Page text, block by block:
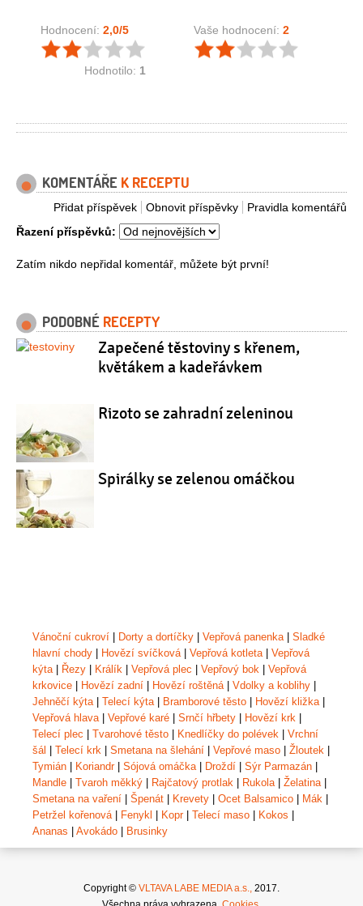
Hodnocení: 2,0/5
Hodnotilo: 1
Vaše hodnocení: 2
KOMENTÁŘE K RECEPTU
Pravidla komentářů
Obnovit příspěvky
Přidat příspěvek
Řazení příspěvků:
Zatím nikdo nepřidal komentář, můžete být první!
PODOBNÉ RECEPTY
Zapečené těstoviny s křenem,
květákem a kadeřávkem
Rizoto se zahradní zeleninou
Spirálky se zelenou omáčkou
Vánoční cukroví Dorty a dortíčky Vepřová panenka| Sladké
hlavní chody
Hovězí svíčková| Vepřová kotleta| Vepřová
kýta| Řezy Králík Vepřová plec Vepřový bok
Vepřová
krkovice
Hovězí zadní Hovězí roštěná| Vdolky a koblihy
Jehněčí kýta| Telecí kýta| Bramborové těsto Hovězí kližka|
Vepřová hlava| Vepřové karé Srnčí hřbety Hovězí krk
Telecí plec
Tvarohové těsto Knedlíčky do polévek
Vrchní
šál
Telecí krk Smetana na šlehání Vepřové maso Žloutek
Tymián
Koriandr| Sójová omáčka| Droždí Sýr Parmazán
Mandle
Tvaroh měkký Rajčatový protlak Rukola| Želatina|
Smetana na vaření
Špenát Krevety Ocet Balsamico Mák
Petržel kořenová| Fenykl Kopr| Telecí maso Kokos
Ananas
Avokádo Brusinky
Copyright © VLTAVA LABE MEDIA a.s., 2017.